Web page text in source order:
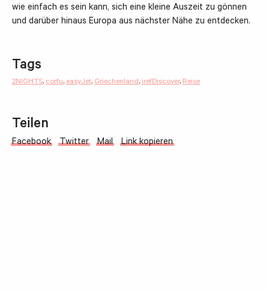
wie einfach es sein kann, sich eine kleine Auszeit zu gönnen
und darüber hinaus Europa aus nächster Nähe zu entdecken.
Tags
2NIGHTS, corfu, easyJet, Griechenland, irefDiscover, Reise
Teilen
Facebook Twitter Mail Link kopieren